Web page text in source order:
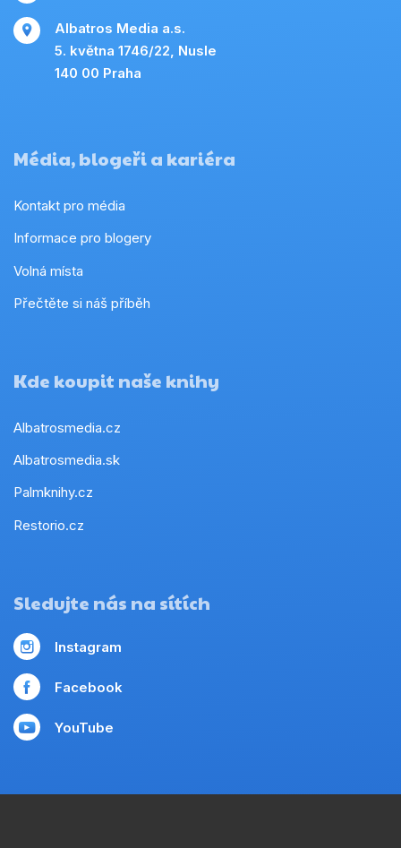
Albatros Media a.s.
5. května 1746/22, Nusle
140 00 Praha
Média, blogeři a kariéra
Kontakt pro média
Informace pro blogery
Volná místa
Přečtěte si náš příběh
Kde koupit naše knihy
Albatrosmedia.cz
Albatrosmedia.sk
Palmknihy.cz
Restorio.cz
Sledujte nás na sítích
Instagram
Facebook
YouTube